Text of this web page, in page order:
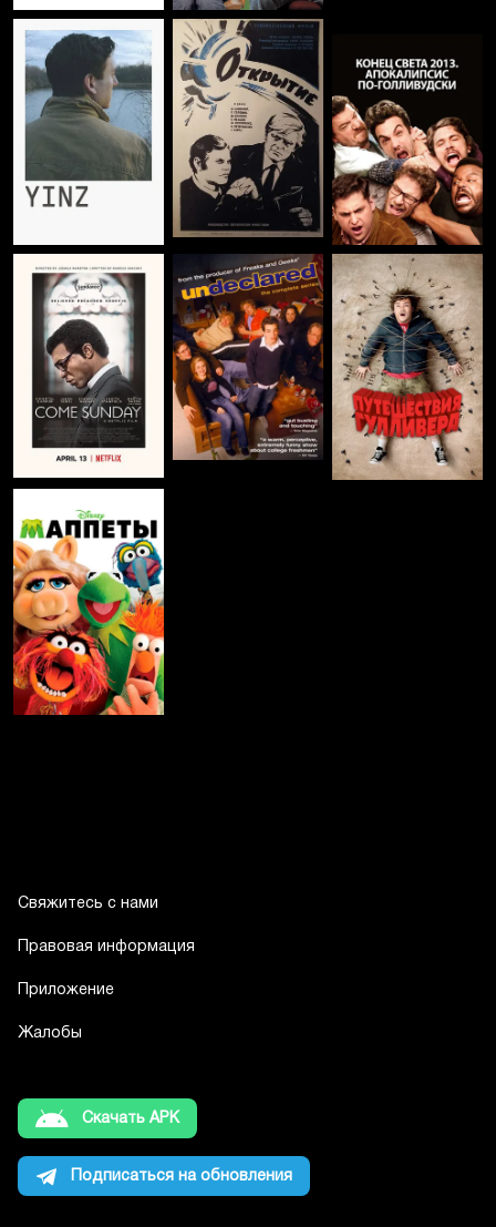
Свяжитесь с нами
Правовая информация
Приложение
Жалобы
Скачать APK
Подписаться на обновления